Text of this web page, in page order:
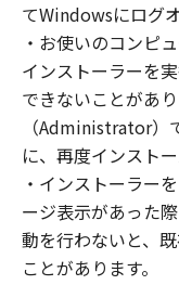
２．制限
(1) お客様は、
布、リースも
第三者に「本
はできません。
(2) お客様は、
は一部を修正
ブル、その他
ことはできま
為をさせてはな
てWindowsにログ
・お使いのコンピ
インストーラーを
できないことがあ
（Administrator）
に、再度インスト
・インストーラー
ージ表示があった
動を行わないと、
ことがあります。